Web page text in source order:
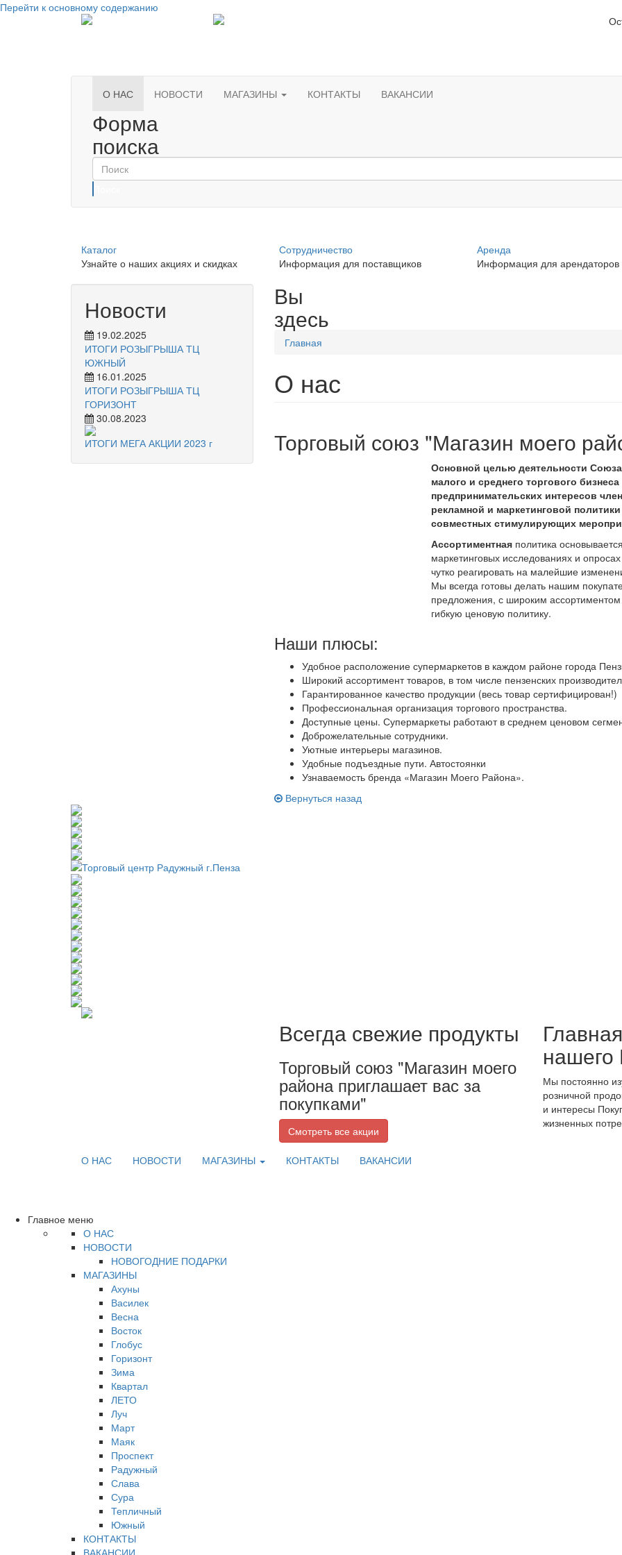
Перейти к основному содержанию
О НАС НОВОСТИ МАГАЗИНЫ КОНТАКТЫ ВАКАНСИИ
Форма
поиска
Каталог
Узнайте о наших акциях и скидках
Сотрудничество
Информация для поставщиков
Аренда
Информация для арендаторов
Новости
19.02.2025
ИТОГИ РОЗЫГРЫША ТЦ
ЮЖНЫЙ
16.01.2025
ИТОГИ РОЗЫГРЫША ТЦ
ГОРИЗОНТ
30.08.2023
ИТОГИ МЕГА АКЦИИ 2023 г
Вы
здесь
Главная
О нас
Торговый союз "Магазин моего
Основной целью деятельности
малого и среднего торгового
предпринимательских интересов
рекламной и маркетинговой
совместных стимулирующих
Ассортиментная политика
маркетинговых исследованиях и
чутко реагировать на малейшие
Мы всегда готовы делать нашим
предложения, с широким ассортиментом
гибкую ценовую политику.
Наши плюсы:
Удобное расположение супермаркетов в каждом районе города
Широкий ассортимент товаров, в том числе пензенских
Гарантированное качество продукции (весь товар сертифицирован!)
Профессиональная организация торгового пространства.
Доступные цены. Супермаркеты работают в среднем ценовом
Доброжелательные сотрудники.
Уютные интерьеры магазинов.
Удобные подъездные пути. Автостоянки
Узнаваемость бренда «Магазин Моего Района».
Вернуться назад
Всегда свежие продукты
Торговый союз "Магазин моего
района приглашает вас за
покупками"
Смотреть все акции
нашего
Мы постоянно
розничной
и интересы
жизненных
О НАС НОВОСТИ МАГАЗИНЫ КОНТАКТЫ ВАКАНСИИ
Главное меню
О НАС
НОВОСТИ
НОВОГОДНИЕ ПОДАРКИ
МАГАЗИНЫ
Ахуны
Василек
Весна
Восток
Глобус
Горизонт
Зима
Квартал
ЛЕТО
Луч
Март
Маяк
Проспект
Радужный
Слава
Сура
Тепличный
Южный
КОНТАКТЫ